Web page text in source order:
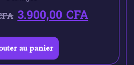
3.900,00CFA
au panier